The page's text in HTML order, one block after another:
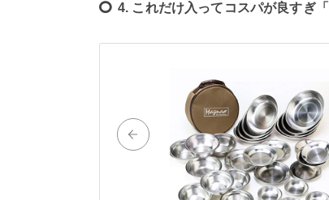
4. これだけ入ってコスパが良すぎ